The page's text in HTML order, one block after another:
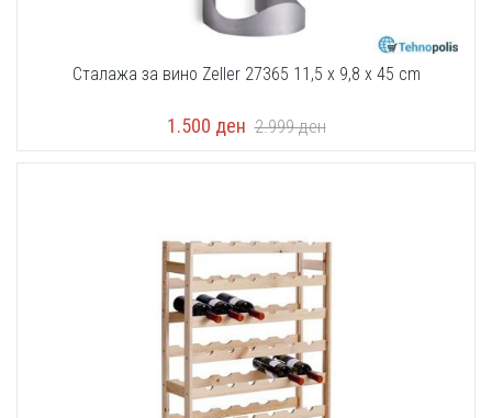
Сталажа за вино Zeller 27365 11,5 x 9,8 x 45 cm
1.500 ден 2.999ден